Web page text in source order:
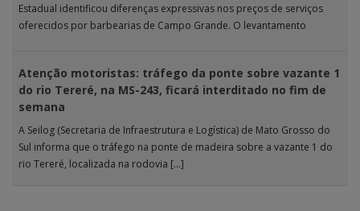
Estadual identificou diferenças expressivas nos preços de serviços
oferecidos por barbearias de Campo Grande. O levantamento
Atenção motoristas: tráfego da ponte sobre vazante 1
do rio Tereré, na MS-243, ficará interditado no fim de
semana
A Seilog (Secretaria de Infraestrutura e Logística) de Mato Grosso do
Sul informa que o tráfego na ponte de madeira sobre a vazante 1 do
rio Tereré, localizada na rodovia […]